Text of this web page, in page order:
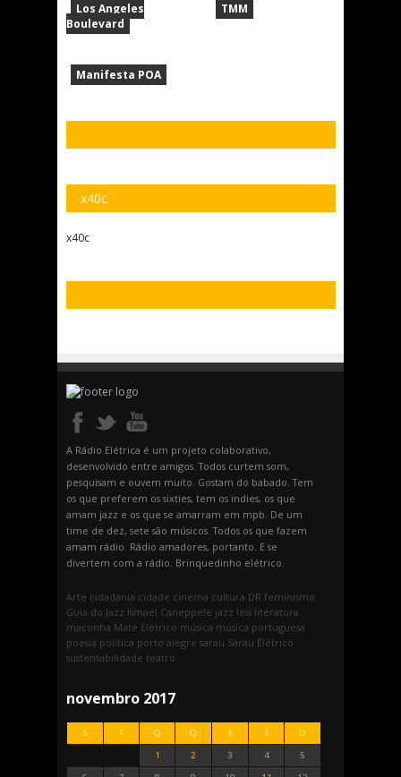
Los Angeles
Boulevard
Manifesta POA
TMM
x40c
x40c
A Rádio Elétrica é um projeto colaborativo,
desenvolvido entre amigos. Todos curtem som,
pesquisam e ouvem muito. Gostam do babado. Tem
os que preferem os sixties, tem os indies, os que
amam jazz e os que se amarram em mpb. De um
time de dez, sete são músicos. Todos os que fazem
amam rádio. Rádio amadores, portanto. E se
divertem com a rádio. Brinquedinho elétrico.
Arte cidadania cidade cinema cultura DR feminismo
Guia do Jazz Ismael Caneppele jazz leis literatura
maconha Mate Elétrico música música portuguesa
poesia política porto alegre sarau Sarau Elétrico
sustentabilidade teatro
novembro 2017
S T Q Q S S
D
1
2 3 4
5